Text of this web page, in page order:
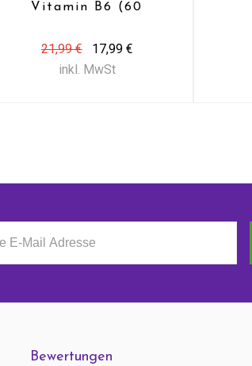
Vitamin B6 (60
21,99 €
17,99 €
inkl. MwSt
Bewertungen